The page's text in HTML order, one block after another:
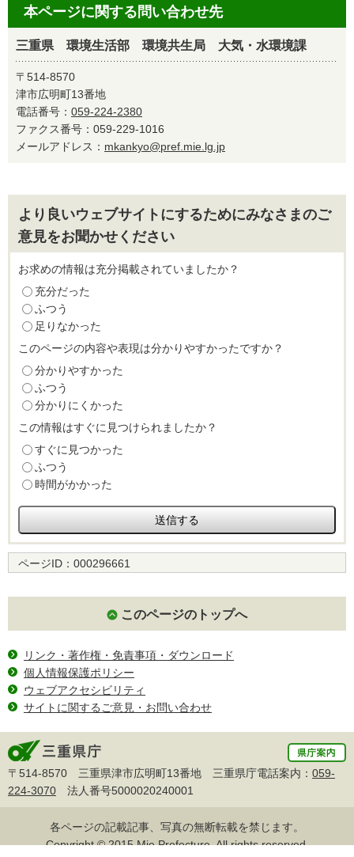
本ページに関する問い合わせ先
三重県 環境生活部 環境共生局 大気・水環境課
〒514-8570
津市広明町13番地
電話番号： 059-224-2380
ファクス番号：059-229-1016
メールアドレス： mkankyo@pref.mie.lg.jp
より良いウェブサイトにするためにみなさまのご
意見をお聞かせください
お求めの情報は充分掲載されていましたか？
充分だった
ふつう
足りなかった
このページの内容や表現は分かりやすかったですか？
分かりやすかった
ふつう
分かりにくかった
この情報はすぐに見つけられましたか？
すぐに見つかった
ふつう
時間がかかった
ページID： 000296661
このページのトップへ
リンク・著作権・免責事項・ダウンロード
個人情報保護ポリシー
ウェブアクセシビリティ
サイトに関するご意見・お問い合わせ
〒514-8570 三重県津市広明町13番地 三重県庁電話案内： 059-
224-3070 法人番号5000020240001
各ページの記載記事、写真の無断転載を禁じます。
Copyright © 2015 Mie Prefecture, All rights reserved.